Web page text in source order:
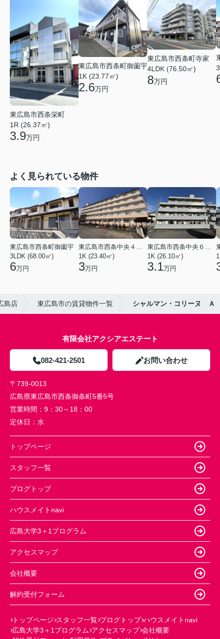
東広島市西条栄町
1R (26.37㎡)
3.9万円
東広島市西条町御薗宇
1K (23.77㎡)
2.6万円
東広島市西条町寺家
4LDK (76.50㎡)
8万円
よく見られている物件
東広島市西条町御薗宇
3LDK (68.00㎡)
6万円
東広島市西条中央４丁目
1K (23.40㎡)
3万円
東広島市西条中央６丁目
1K (26.10㎡)
3.1万円
島店 東広島市の賃貸物件一覧 シャルマン・コリーヌ Ａ
有限会社アクシアエステート
082-421-2501 お問い合わせ
〒739-0013
広島県東広島市西条御条町5番5号
営業時間： 9：30～18：00
定休日： 水
トップページ
スタッフ一覧
ブログトップ
ハウスメイトnavi
広島大学3＋1プログラム
アクセスマップ
会社概要
解約受付フォーム
トップページ スタッフ一覧 ブログトップ ハウスメイトnavi
広島大学3＋1プログラム アクセスマップ 会社概要